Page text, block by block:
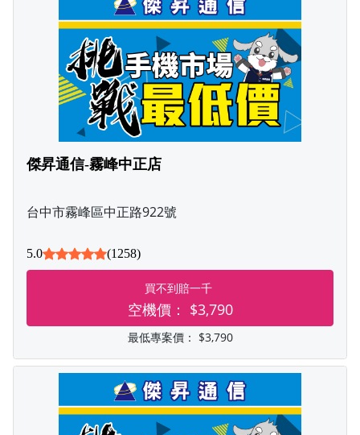
傑昇通信-霧峰中正店
台中市霧峰區中正路922號
5.0 (1258)
買不到賠一千
空機價： $3,790
最低專案價： $3,790